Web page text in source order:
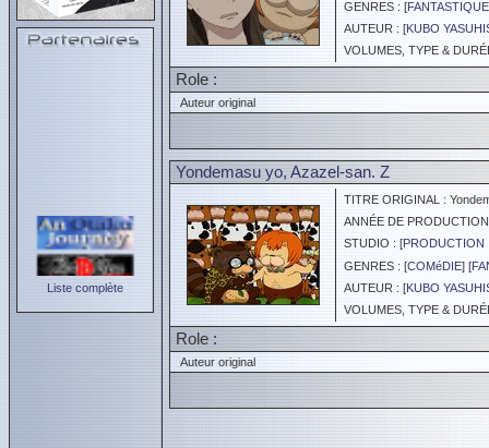
Liste complète
GENRES : [
AUTEUR : [KUBO
VOLUMES, TYPE &
Role :
Auteur original
Yondemasu yo, Azazel-san. Z
TITRE ORIGINAL :
ANNÉE DE
STUDIO : [PRODUCTION
GENRES : [COMéDIE] [
AUTEUR : [KUBO
VOLUMES, TYPE &
Role :
Auteur original